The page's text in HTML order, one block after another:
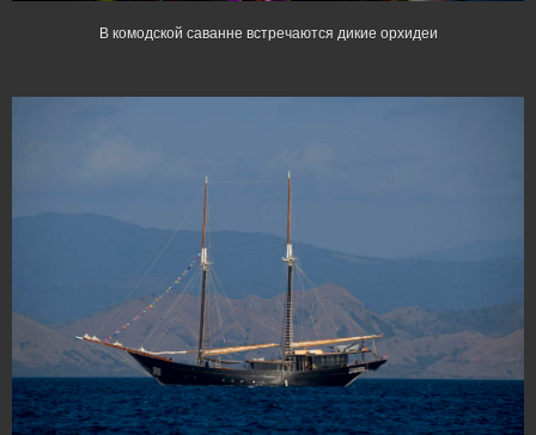
В комодской саванне встречаются дикие орхидеи